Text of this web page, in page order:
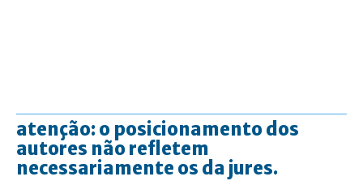
atenção: o posicionamento dos
autores não refletem
necessariamente os da jures.